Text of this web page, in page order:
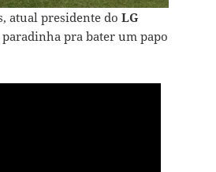
atual presidente do LG
pra bater um papo